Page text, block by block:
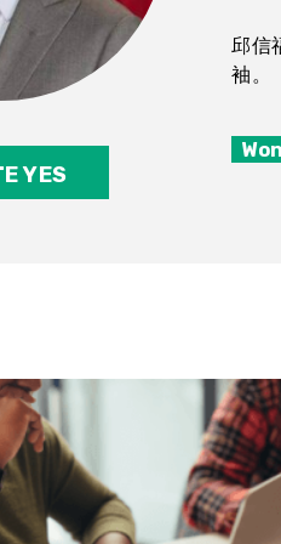
YES
邱信
袖。